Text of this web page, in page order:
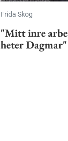
Frida Skog
"Mitt inre
heter Dagmar"